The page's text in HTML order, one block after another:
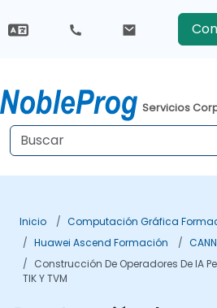
Servicios
Inicio Computación Gráfica
Huawei Ascend Formación
Construcción De Operadores De IA
TIK Y TVM